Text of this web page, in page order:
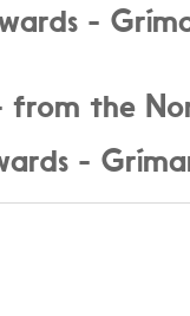
-
from the
-